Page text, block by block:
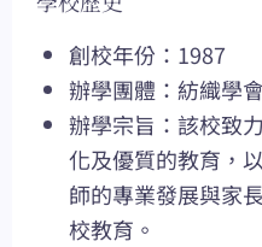
創校年份：1987
辦學團體：紡織學
辦學宗旨：該校致
化及優質的教育，
師的專業發展與家
校教育。